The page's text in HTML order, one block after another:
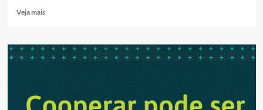
Veja maisRead
Um
ano
Alfredo